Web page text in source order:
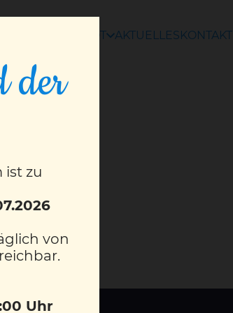
ANGEBOT AKTUELLESKONTAKT
der
ist zu
von
Uhr